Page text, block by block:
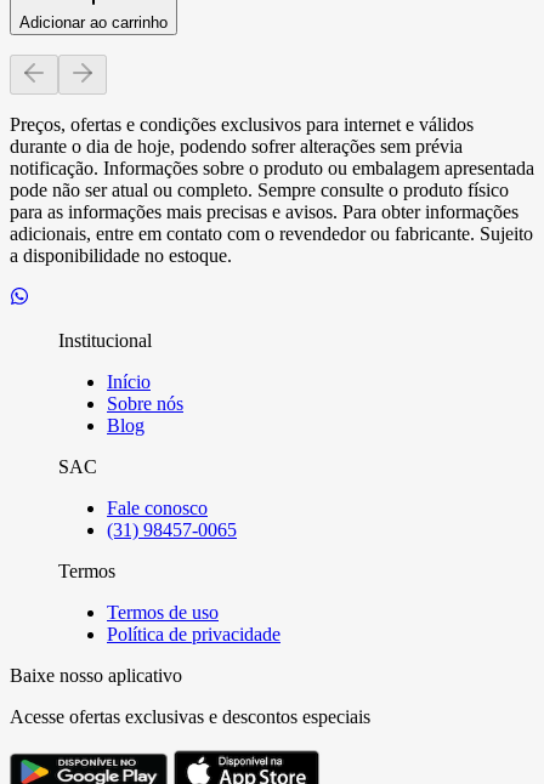
Adicionar ao carrinho
Preços, ofertas e condições exclusivos para internet e válidos
durante o dia de hoje, podendo sofrer alterações sem prévia
notificação. Informações sobre o produto ou embalagem apresentada
pode não ser atual ou completo. Sempre consulte o produto físico
para as informações mais precisas e avisos. Para obter informações
adicionais, entre em contato com o revendedor ou fabricante. Sujeito
a disponibilidade no estoque.
Institucional
Início
Sobre nós
Blog
SAC
Fale conosco
(31) 98457-0065
Termos
Termos de uso
Política de privacidade
Baixe nosso aplicativo
Acesse ofertas exclusivas e descontos especiais